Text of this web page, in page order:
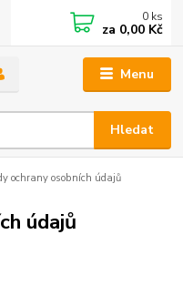
Menu
Hledat
0 ks
za 0,00 Kč
ochrany osobních údajů
údajů